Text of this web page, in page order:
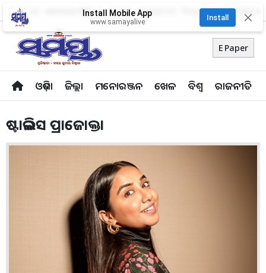
About Us Advertise With Us Career Contact Us Privacy Policy
E Paper
ଓଡ଼ିଶା ଜିଲ୍ଲା ମନୋରଞ୍ଜନ ଖେଳ ବିଶ୍ବ ରାଜନୀତି
Install Mobile App
www.samayalive
Install ✕
ଷ୍ଟାଇଲିସ ପ୍ରାଜୋକ୍ତା